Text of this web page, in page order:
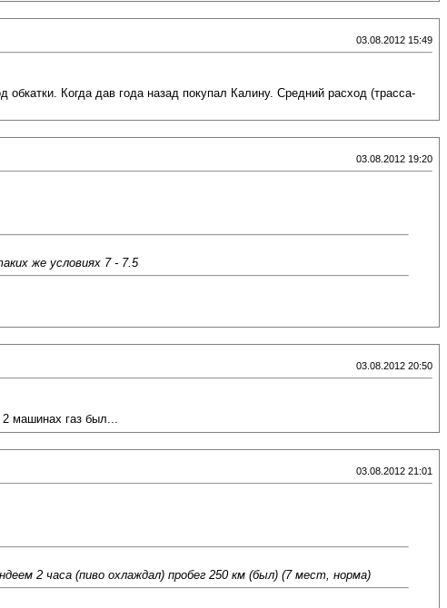
03.08.2012 15:49
Когда дав года назад покупал Калину. Средний расход (трасса-
03.08.2012 19:20
же условиях 7 - 7.5
03.08.2012 20:50
машинах газ был...
03.08.2012 21:01
2 часа (пиво охлаждал) пробег 250 км (был) (7 мест, норма)